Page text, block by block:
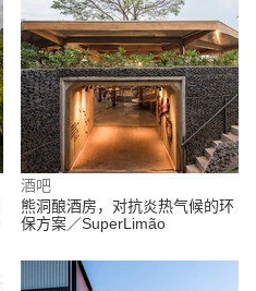
酒吧
熊洞酿酒房，对抗炎热气候的环
保方案／SuperLimão